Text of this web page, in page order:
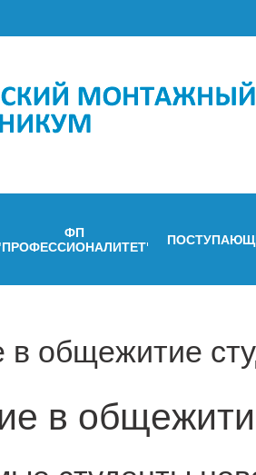
ФП
в общежитие
в